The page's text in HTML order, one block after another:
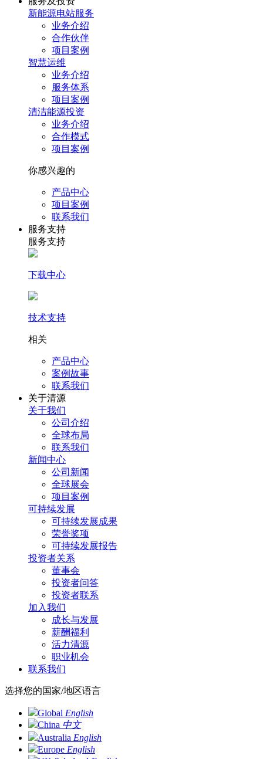
新能源电站服务
业务介绍
合作伙伴
项目案例
智慧运维
业务介绍
服务体系
项目案例
清洁能源投资
业务介绍
合作模式
项目案例
你感兴趣的
产品中心
项目案例
联系我们
服务⽀持
服务支持
下载中心
技术支持
相关
产品中心
案例故事
联系我们
关于清源
关于我们
公司介绍
全球布局
联系我们
新闻中心
公司新闻
全球展会
项目案例
可持续发展
可持续发展成果
荣誉奖项
可持续发展报告
投资者关系
董事会
投资者问答
投资者联系
加入我们
成长与发展
薪酬福利
活力清源
职业机会
联系我们
选择您的国家/地区语言
Global English
China 中文
Australia English
Europe English